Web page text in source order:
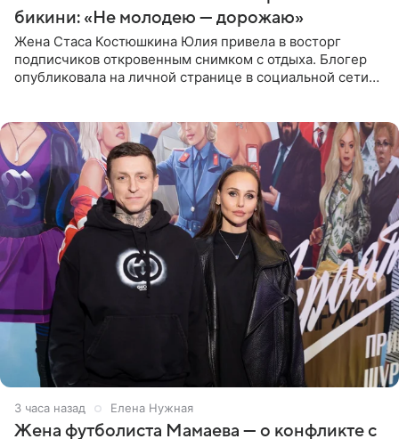
бикини: «Не молодею — дорожаю»
Жена Стаса Костюшкина Юлия привела в восторг
подписчиков откровенным снимком с отдыха. Блогер
опубликовала на личной странице в социальной сети
3 часа назад Елена Нужная
Жена футболиста Мамаева — о конфликте с